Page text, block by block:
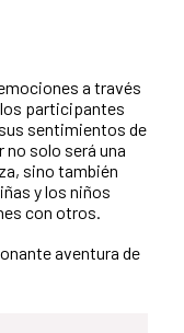
a través
participantes
sentimientos de
solo será una
sino también
y los niños
con otros.
aventura de